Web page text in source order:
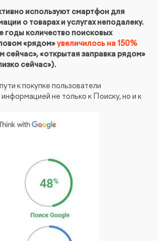
интернет-магазинов, сайтов
с аудиторией
умного поиска SearchBooster
БЛОГ
СЛОВАРЬ ТЕРМИНОВ
используют смартфон для
о товарах и услугах неподалеку.
годы количество поисковых
«рядом»увеличилось на 150%
сейчас», «открытая заправка рядом»
сейчас»).
к покупке пользователи
не только к Поиску, но и к